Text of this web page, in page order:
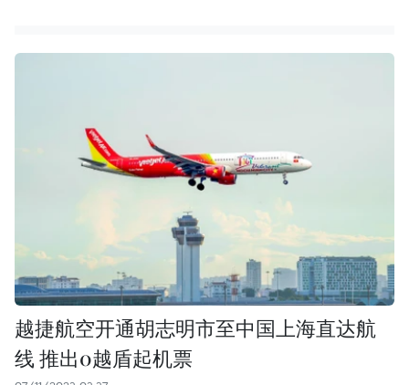
越捷航空开通胡志明市至中国上海直达航
线 推出0越盾起机票